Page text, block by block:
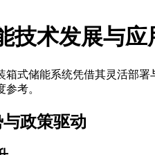
技术发展与
箱式储能系统凭借其灵活部
考。
政策驱动